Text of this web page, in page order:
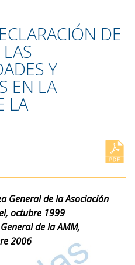
DE
Y
EN LA
LA
General de la Asociación
octubre 1999
de la AMM,
2006